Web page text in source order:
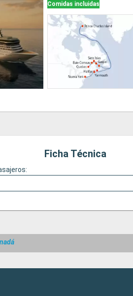
Comidas incluidas
Ficha Técnica